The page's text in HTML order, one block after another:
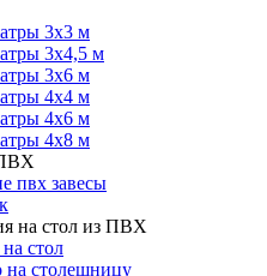
3х3 м
3х4,5 м
3х6 м
4х4 м
4х6 м
4х8 м
пвх завесы
на стол из ПВХ
стол
на столешницу